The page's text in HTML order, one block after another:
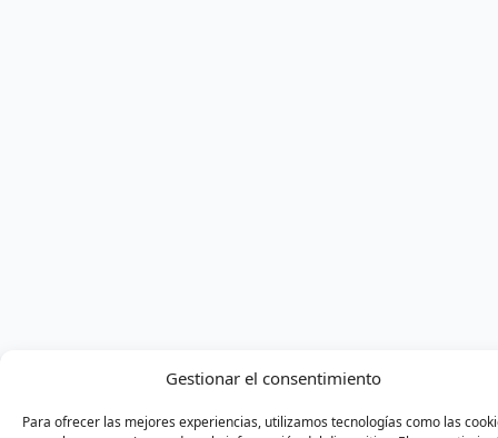
Gestionar el consentimiento
Para ofrecer las mejores experiencias, utilizamos tecnologías como las